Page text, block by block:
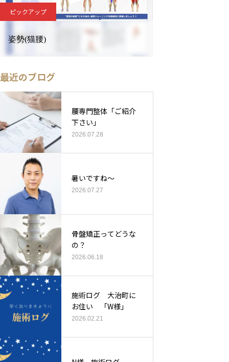
ピックアップ
姿勢(猫腰)
最近のブログ
腰専門整体「ご紹介
下さい」
2026.07.28
暑いですね〜
2026.07.27
骨盤矯正ってどうな
の？
2026.06.18
施術ログ 大治町に
お住い 「W様」
2026.02.21